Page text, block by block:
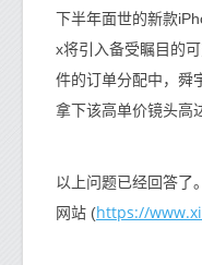
下半年面世的新款
x将引入备受瞩目的
件的订单分配中，舜
拿下该高单价镜头高
以上问题已经回答了
网站 (https://